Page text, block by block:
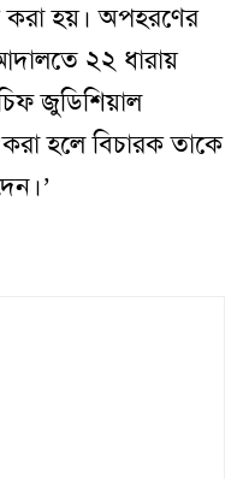
করা হয়। অপহরণের
২২ ধারায়
জুডিশিয়াল
হলে বিচারক তাকে